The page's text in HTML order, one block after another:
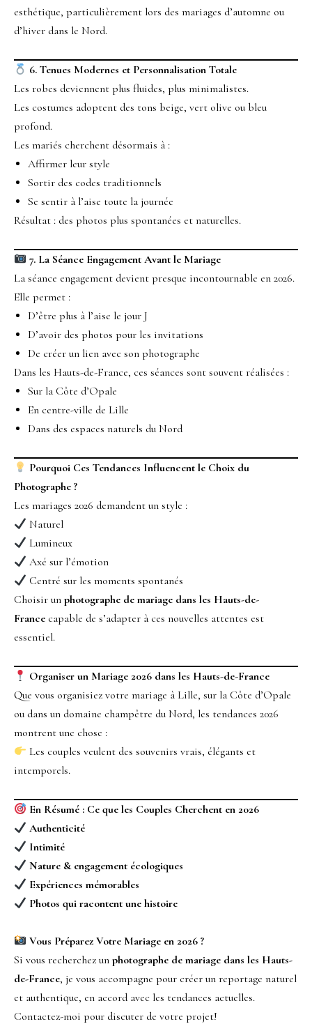
esthétique, particulièrement lors des mariages d’automne ou
d’hiver dans le Nord.
6. Tenues Modernes et Personnalisation Totale
Les robes deviennent plus fluides, plus minimalistes.
Les costumes adoptent des tons beige, vert olive ou bleu
profond.
Les mariés cherchent désormais à :
Affirmer leur style
Sortir des codes traditionnels
Se sentir à l’aise toute la journée
Résultat : des photos plus spontanées et naturelles.
7. La Séance Engagement Avant le Mariage
La séance engagement devient presque incontournable en 2026.
Elle permet :
D’être plus à l’aise le jour J
D’avoir des photos pour les invitations
De créer un lien avec son photographe
Dans les Hauts-de-France, ces séances sont souvent réalisées :
Sur la Côte d’Opale
En centre-ville de Lille
Dans des espaces naturels du Nord
Pourquoi Ces Tendances Influencent le Choix du
Photographe ?
Les mariages 2026 demandent un style :
Naturel
Lumineux
Axé sur l’émotion
Centré sur les moments spontanés
Choisir un photographe de mariage dans les Hauts-de-
France capable de s’adapter à ces nouvelles attentes est
essentiel.
Organiser un Mariage 2026 dans les Hauts-de-France
Que vous organisiez votre mariage à Lille, sur la Côte d’Opale
ou dans un domaine champêtre du Nord, les tendances 2026
montrent une chose :
Les couples veulent des souvenirs vrais, élégants et
intemporels.
En Résumé : Ce que les Couples Cherchent en 2026
Authenticité
Intimité
Nature & engagement écologiques
Expériences mémorables
Photos qui racontent une histoire
Vous Préparez Votre Mariage en 2026 ?
Si vous recherchez un photographe de mariage dans les Hauts-
de-France, je vous accompagne pour créer un reportage naturel
et authentique, en accord avec les tendances actuelles.
Contactez-moi pour discuter de votre projet!